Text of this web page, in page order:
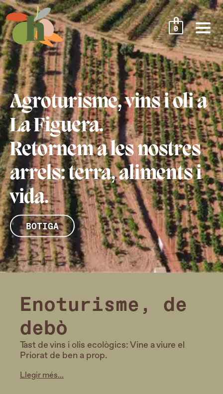
U
0
Agroturisme, vins i oli a
La Figuera.
Retornem a les nostres
arrels: terra, aliments i
vida.
BOTIGA
Enoturisme, de
debò
Tast de vins i olis ecològics: Vine a viure el
Priorat de ben a prop.
Llegir més...